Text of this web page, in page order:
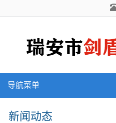
导航菜单
新闻动态